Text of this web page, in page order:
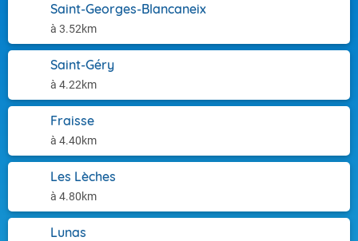
Saint-Georges-Blancaneix
à 3.52km
Saint-Géry
à 4.22km
Fraisse
à 4.40km
Les Lèches
à 4.80km
Lunas